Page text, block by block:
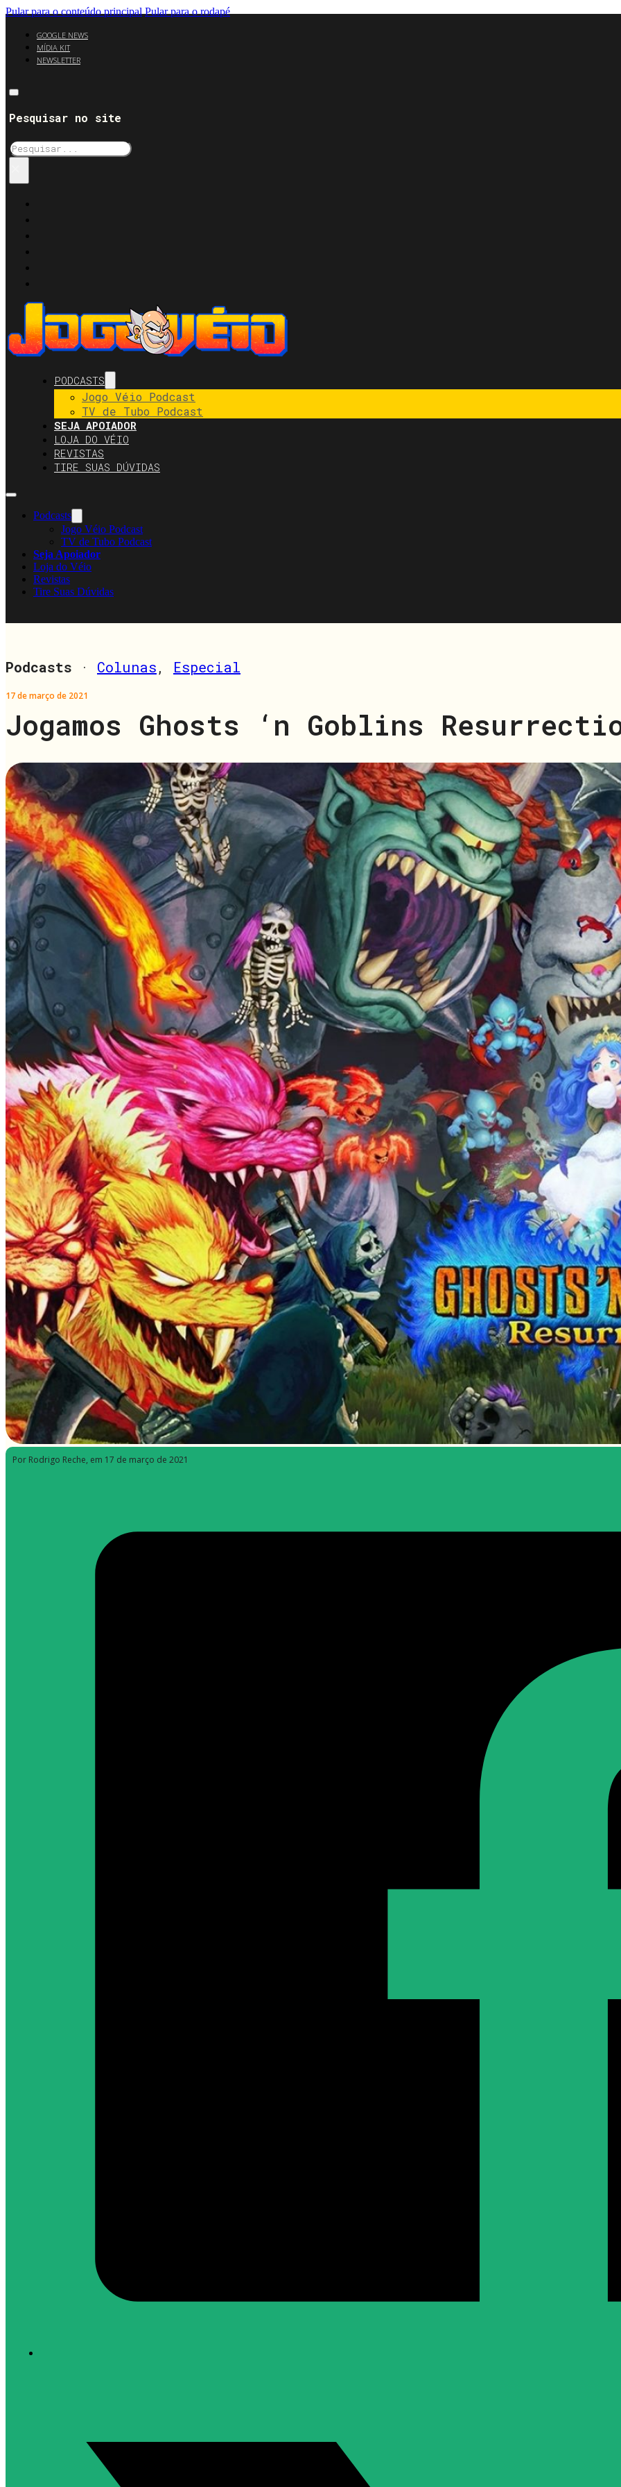
Pular para o conteúdo principal Pular para o rodapé
GOOGLE NEWS
MÍDIA KIT
NEWSLETTER
Pesquisar no site
Pesquisar
PODCASTS
Jogo Véio Podcast
TV de Tubo Podcast
SEJA APOIADOR
LOJA DO VÉIO
REVISTAS
TIRE SUAS DÚVIDAS
Podcasts
Jogo Véio Podcast
TV de Tubo Podcast
Seja Apoiador
Loja do Véio
Revistas
Tire Suas Dúvidas
Podcasts · Colunas, Especial
17 de março de 2021
Jogamos Ghosts ‘n Goblins
Por Rodrigo Reche, em 17 de março de 2021